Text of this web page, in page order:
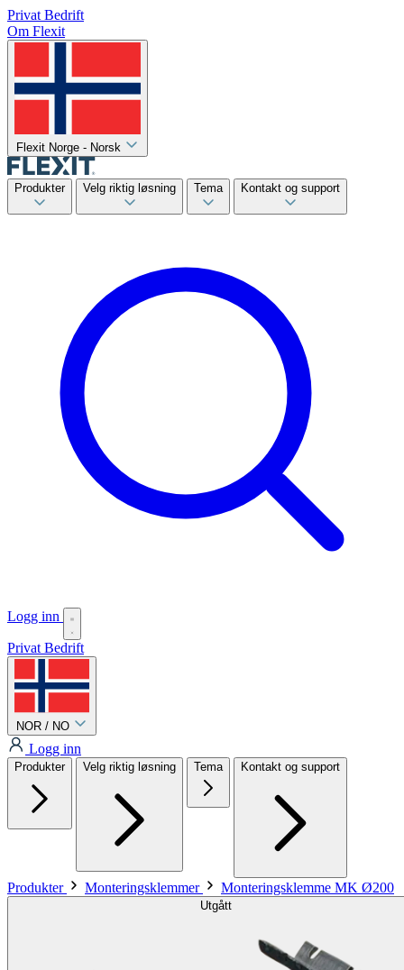
Privat Bedrift
Om Flexit
Flexit Norge - Norsk
Produkter Velg riktig løsning Tema Kontakt og support
Logg inn
Privat Bedrift
NOR / NO
Logg inn
Produkter Velg riktig løsning Tema Kontakt og support
Produkter Monteringsklemmer Monteringsklemme MK Ø200
Utgått